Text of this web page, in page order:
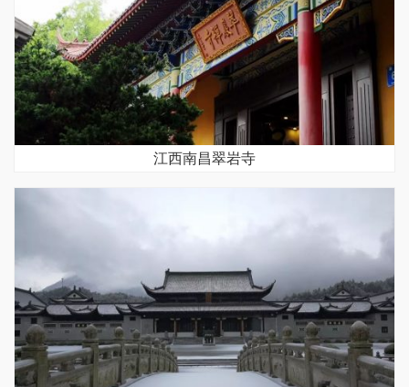
江西南昌翠岩寺